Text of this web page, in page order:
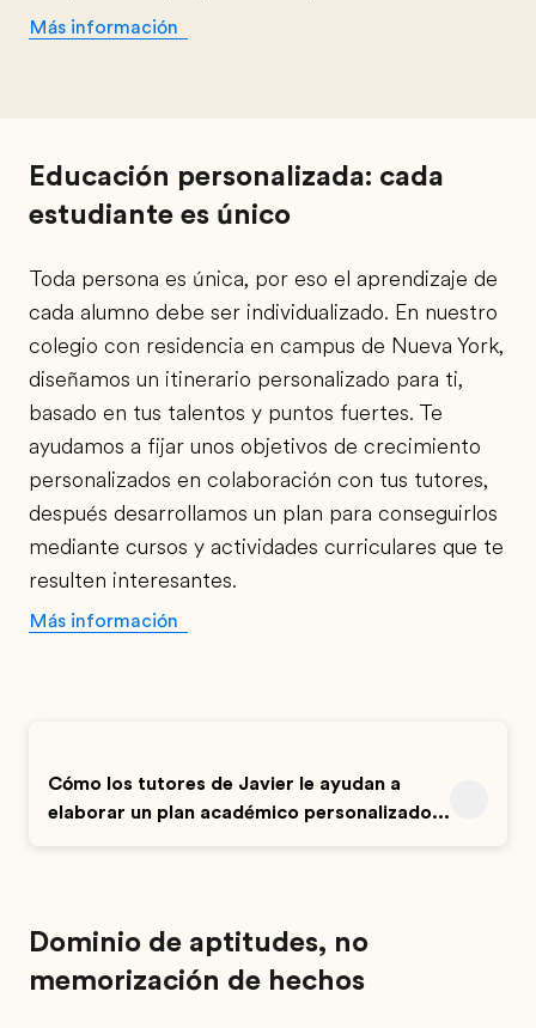
Más información
Educación personalizada: cada
estudiante es único
Toda persona es única, por eso el aprendizaje de
cada alumno debe ser individualizado. En nuestro
colegio con residencia en campus de Nueva York,
diseñamos un itinerario personalizado para ti,
basado en tus talentos y puntos fuertes. Te
ayudamos a fijar unos objetivos de crecimiento
personalizados en colaboración con tus tutores,
después desarrollamos un plan para conseguirlos
mediante cursos y actividades curriculares que te
resulten interesantes.
Más información
Cómo los tutores de Javier le ayudan a
elaborar un plan académico personalizado...
Dominio de aptitudes, no
memorización de hechos